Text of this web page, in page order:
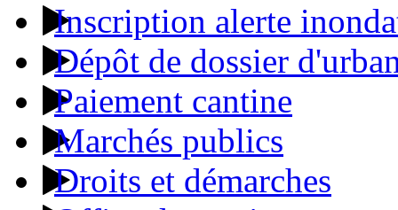
Inscription alerte
Dépôt de dossier
Paiement cantine
Marchés publics
Droits et démarches